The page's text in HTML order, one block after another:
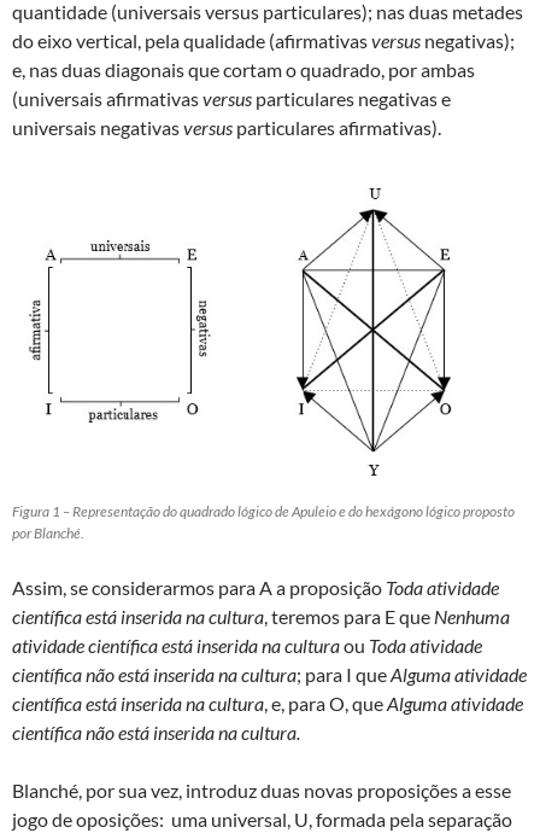
quantidade (universais versus particulares); nas duas metades
do eixo vertical, pela qualidade (afirmativasversus negativas);
e, nas duas diagonais que cortam o quadrado, por ambas
(universais afirmativasversus particulares negativas e
universais negativasversus particulares afirmativas).
Figura 1 – Representação do quadrado lógico de Apuleio e do hexágono lógico proposto
por Blanché.
Assim, se considerarmos para A a proposição Toda atividade
científica está inserida na cultura , teremos para E que Nenhuma
atividade científica está inserida na culturaou Toda atividade
científica não está inserida na cultura; para I queAlguma atividade
científica está inserida na cultura , e, para O, queAlguma atividade
científica não está inserida na cultura.
Blanché, por sua vez, introduz duas novas proposições a esse
jogo de oposições: uma universal, U, formada pela separação